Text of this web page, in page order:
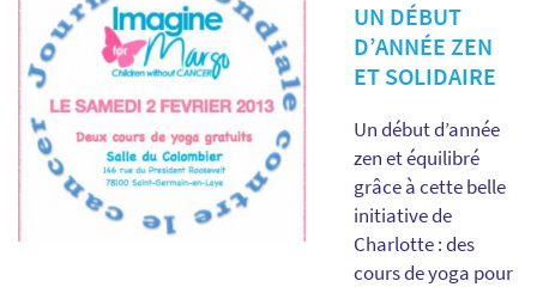
UN DÉBUT
D’ANNÉE ZEN
ET SOLIDAIRE
Un début d’année
zen et équilibré
grâce à cette belle
initiative de
Charlotte : des
cours de yoga pour